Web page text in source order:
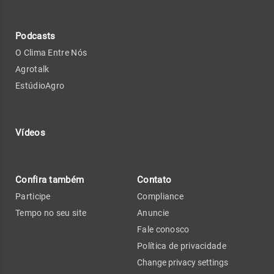
Podcasts
O Clima Entre Nós
Agrotalk
EstúdioAgro
Vídeos
Confira também
Participe
Tempo no seu site
Contato
Compliance
Anuncie
Fale conosco
Política de privacidade
Change privacy settings